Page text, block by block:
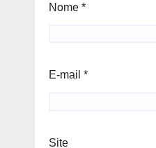
Nome *
E-mail *
Site